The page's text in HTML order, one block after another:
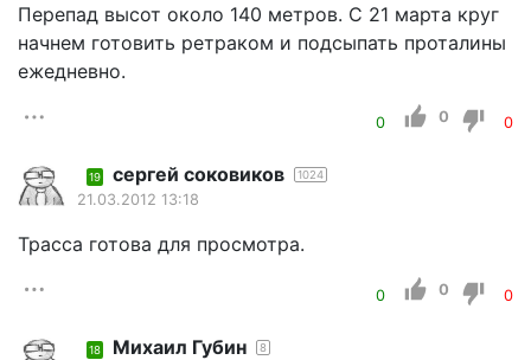
Перепад высот около 140 метров. С 21 марта круг
начнем готовить ретраком и подсыпать проталины
ежедневно.
0 0 0
19 сергей соковиков 1024
21.03.2012 13:18
Трасса готова для просмотра.
0 0 0
18 Михаил Губин 8